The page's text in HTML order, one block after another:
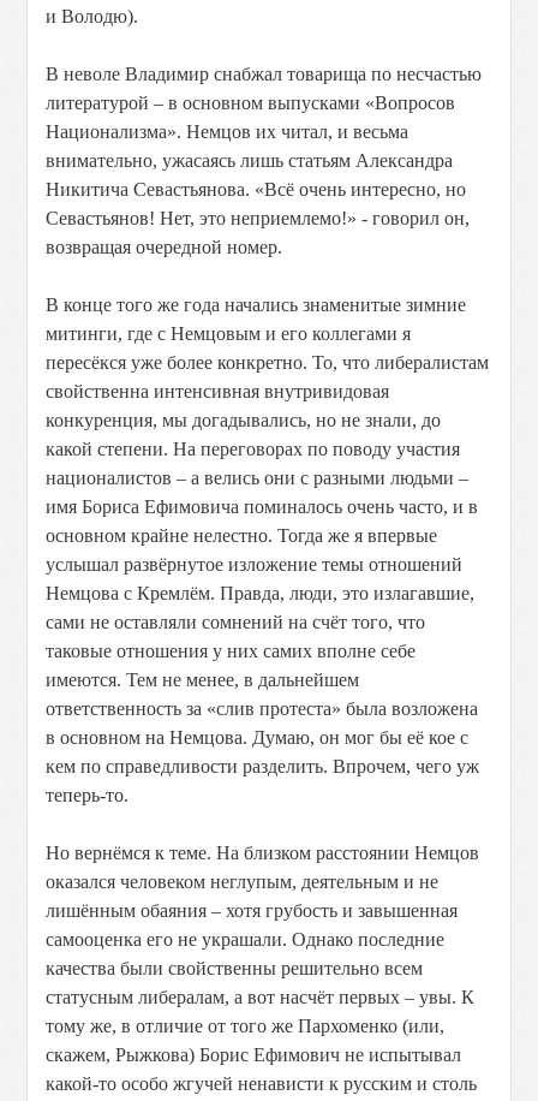
и Володю).
В неволе Владимир снабжал товарища по несчастью
литературой – в основном выпусками «Вопросов
Национализма». Немцов их читал, и весьма
внимательно, ужасаясь лишь статьям Александра
Никитича Севастьянова. «Всё очень интересно, но
Севастьянов! Нет, это неприемлемо!» - говорил он,
возвращая очередной номер.
В конце того же года начались знаменитые зимние
митинги, где с Немцовым и его коллегами я
пересёкся уже более конкретно. То, что либералистам
свойственна интенсивная внутривидовая
конкуренция, мы догадывались, но не знали, до
какой степени. На переговорах по поводу участия
националистов – а велись они с разными людьми –
имя Бориса Ефимовича поминалось очень часто, и в
основном крайне нелестно. Тогда же я впервые
услышал развёрнутое изложение темы отношений
Немцова с Кремлём. Правда, люди, это излагавшие,
сами не оставляли сомнений на счёт того, что
таковые отношения у них самих вполне себе
имеются. Тем не менее, в дальнейшем
ответственность за «слив протеста» была возложена
в основном на Немцова. Думаю, он мог бы её кое с
кем по справедливости разделить. Впрочем, чего уж
теперь-то.
Но вернёмся к теме. На близком расстоянии Немцов
оказался человеком неглупым, деятельным и не
лишённым обаяния – хотя грубость и завышенная
самооценка его не украшали. Однако последние
качества были свойственны решительно всем
статусным либералам, а вот насчёт первых – увы. К
тому же, в отличие от того же Пархоменко (или,
скажем, Рыжкова) Борис Ефимович не испытывал
какой-то особо жгучей ненависти к русским и столь